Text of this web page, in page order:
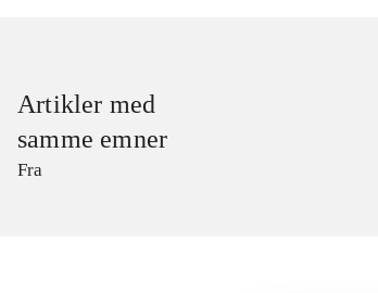
Artikler med
samme emner
Fra